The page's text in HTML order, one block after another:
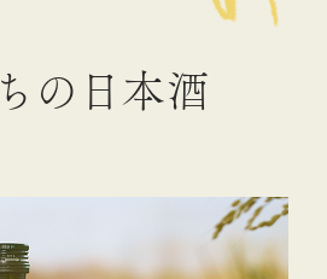
ち の 日 本酒